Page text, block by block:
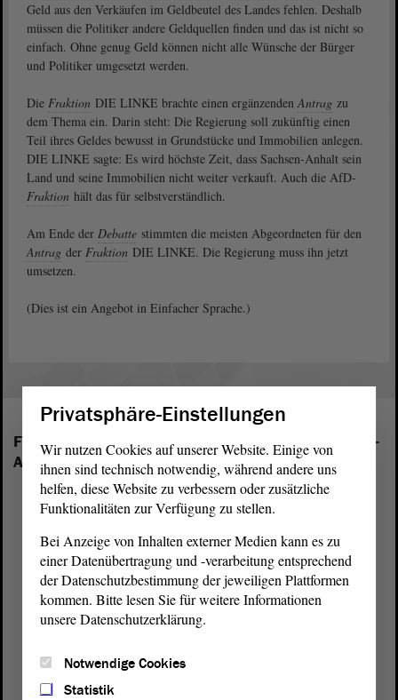
Geld aus den Verkäufen im Geldbeutel des Landes fehlen. Deshalb
müssen die Politiker andere Geldquellen finden und das ist nicht so
einfach. Ohne genug Geld können nicht alle Wünsche der Bürger
und Politiker umgesetzt werden.
Die Fraktion DIE LINKE brachte einen ergänzendenAntrag zu
dem Thema ein. Darin steht: Die Regierung soll zukünftig einen
Teil ihres Geldes bewusst in Grundstücke und Immobilien anlegen.
DIE LINKE sagte: Es wird höchste Zeit, dass Sachsen-Anhalt sein
Land und seine Immobilien nicht weiter verkauft. Auch die AfD-
Fraktion hält das für selbstverständlich.
Am Ende der Debatte stimmten die meisten Abgeordneten für den
Antrag der Fraktion DIE LINKE. Die Regierung muss ihn jetzt
umsetzen.
(Dies ist ein Angebot in Einfacher Sprache.)
Folgende Fraktionen sind im Landtag von Sachsen-
Anhalt vertreten:
Privatsphäre-Einstellungen
Wir nutzen Cookies auf unserer Website. Einige von
ihnen sind technisch notwendig, während andere uns
helfen, diese Website zu verbessern oder zusätzliche
Funktionalitäten zur Verfügung zu stellen.
Bei Anzeige von Inhalten externer Medien kann es zu
einer Datenübertragung und -verarbeitung entsprechend
der Datenschutzbestimmung der jeweiligen Plattformen
kommen. Bitte lesen Sie für weitere Informationen
unsere Datenschutzerklärung.
Notwendige Cookies
Statistik